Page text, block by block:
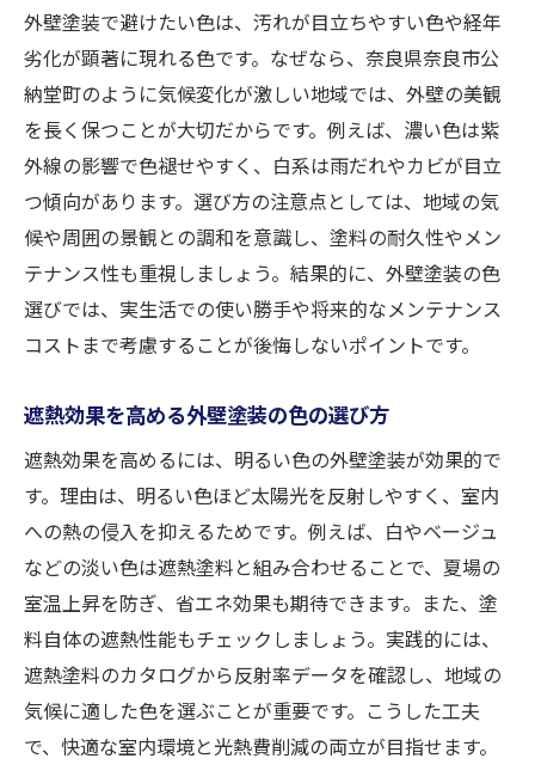
外壁塗装で避けたい色は、汚れが目立ちやすい色や経年
劣化が顕著に現れる色です。なぜなら、奈良県奈良市公
納堂町のように気候変化が激しい地域では、外壁の美観
を長く保つことが大切だからです。例えば、濃い色は紫
外線の影響で色褪せやすく、白系は雨だれやカビが目立
つ傾向があります。選び方の注意点としては、地域の気
候や周囲の景観との調和を意識し、塗料の耐久性やメン
テナンス性も重視しましょう。結果的に、外壁塗装の色
選びでは、実生活での使い勝手や将来的なメンテナンス
コストまで考慮することが後悔しないポイントです。
遮熱効果を高める外壁塗装の色の選び方
遮熱効果を高めるには、明るい色の外壁塗装が効果的で
す。理由は、明るい色ほど太陽光を反射しやすく、室内
への熱の侵入を抑えるためです。例えば、白やベージュ
などの淡い色は遮熱塗料と組み合わせることで、夏場の
室温上昇を防ぎ、省エネ効果も期待できます。また、塗
料自体の遮熱性能もチェックしましょう。実践的には、
遮熱塗料のカタログから反射率データを確認し、地域の
気候に適した色を選ぶことが重要です。こうした工夫
で、快適な室内環境と光熱費削減の両立が目指せます。